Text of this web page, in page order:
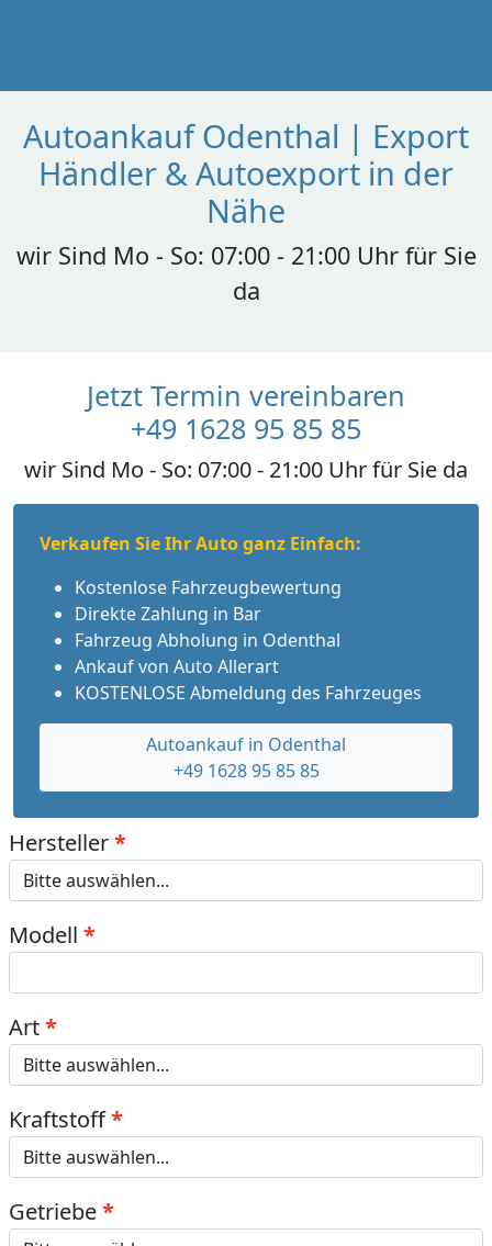
Autoankauf Odenthal | Export
Händler & Autoexport in der
Nähe
wir Sind Mo - So: 07:00 - 21:00 Uhr für Sie
da
Jetzt Termin vereinbaren
+49 1628 95 85 85
wir Sind Mo - So: 07:00 - 21:00 Uhr für Sie da
Verkaufen Sie Ihr Auto ganz Einfach:
Kostenlose Fahrzeugbewertung
Direkte Zahlung in Bar
Fahrzeug Abholung in Odenthal
Ankauf von Auto Allerart
KOSTENLOSE Abmeldung des Fahrzeuges
Autoankauf in Odenthal
+49 1628 95 85 85
Hersteller
Modell
Art
Kraftstoff
Getriebe